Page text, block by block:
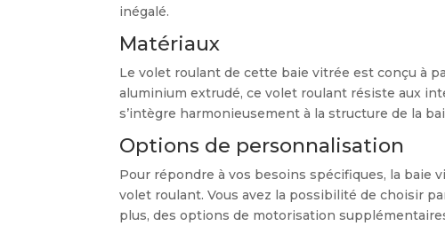
inégalé.
Matériaux
Le volet roulant de cette baie vitrée est conçu à
aluminium extrudé, ce volet roulant résiste aux
s’intègre harmonieusement à la structure de la
Options de personnalisation
Pour répondre à vos besoins spécifiques, la baie
volet roulant. Vous avez la possibilité de choisir
plus, des options de motorisation